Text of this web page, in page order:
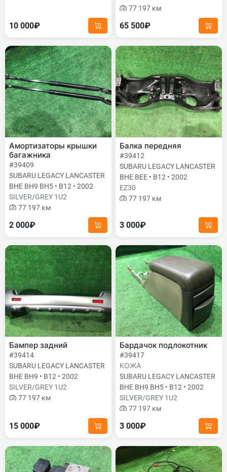
10 000₽
77 197 км
65 500₽
Амортизаторы крышки
багажника
#39409
SUBARU LEGACY LANCASTER
BHE BH9 BH5 • B12 • 2002
SILVER/GREY 1U2
77 197 км
2 000₽
Балка передняя
#39412
SUBARU LEGACY LANCASTER
BHE BEE • B12 • 2002
EZ30
77 197 км
3 000₽
Бампер задний
#39414
SUBARU LEGACY LANCASTER
BHE BH9 • B12 • 2002
SILVER/GREY 1U2
77 197 км
15 000₽
Бардачок подлокотник
#39417
КОЖА
SUBARU LEGACY LANCASTER
BHE BH9 BH5 • B12 • 2002
SILVER/GREY 1U2
77 197 км
3 000₽